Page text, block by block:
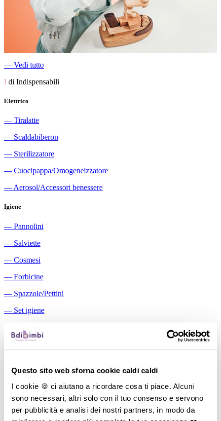
Questo sito web sforna cookie caldi caldi
I cookie 🍪 ci aiutano a ricordare cosa ti piace. Alcuni
sono necessari, altri solo con il tuo consenso e servono
per pubblicità e analisi dei nostri partners, in modo da
― Vedi tutto
I di Indispensabili
Elettrico
― Tiralatte
― Scaldabiberon
― Sterilizzatore
― Cuocipappa/Omogeneizzatore
― Aerosol/Accessori benessere
Igiene
― Pannolini
― Salviette
― Cosmesi
― Forbicine
― Spazzole/Pettini
― Set igiene
Aspiratori nasali manuali
―
Cuscini allattamento
―Biberon
―
Tettarelle